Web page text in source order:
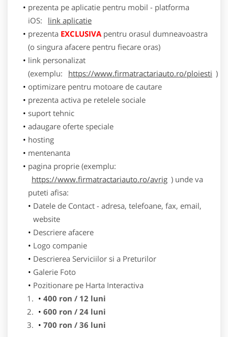
prezenta pe aplicatie pentru mobil - platforma
iOS:
link aplicatie
prezenta EXCLUSIVApentru orasul dumneavoastra
(o singura afacere pentru fiecare oras)
link personalizat
(exemplu:
https://www.firmatractariauto.ro/ploiesti )
optimizare pentru motoare de cautare
prezenta activa pe retelele sociale
suport tehnic
adaugare oferte speciale
hosting
mentenanta
pagina proprie (exemplu:
https://www.firmatractariauto.ro/avrig ) unde va
puteti afisa:
Datele de Contact - adresa, telefoane, fax, email,
website
Descriere afacere
Logo companie
Descrierea Serviciilor si a Preturilor
Galerie Foto
Pozitionare pe Harta Interactiva
400 ron / 12 luni
600 ron / 24 luni
700 ron / 36 luni